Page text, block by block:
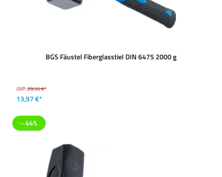
BGS Fäustel Fiberglasstiel DIN 6475 2000 g
UVP:29,56 €*
13,97 €*
- 44%